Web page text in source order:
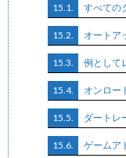
15.1. すべての
15.2. オートア
15.3. 例として
15.4. オンロー
15.5. ダートレ
15.6. ゲームア